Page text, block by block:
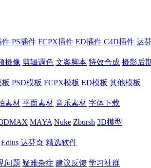
件 PS插件 FCPX插件 ED插件 C4D插件 达
摄像 剪辑调色 文案脚本 特效合成 摄影后
板 PSD模板 FCPX模板 ED模板 其他模板
素材 平面素材 音乐素材 字体下载
3DMAX MAYA Nuke Zbursh 3D模型
Edius 达芬奇 精选软件
问题 疑难杂症 建议反馈 学习社群